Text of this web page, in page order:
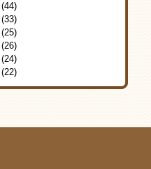
(44)
(33)
(25)
(26)
(24)
(22)